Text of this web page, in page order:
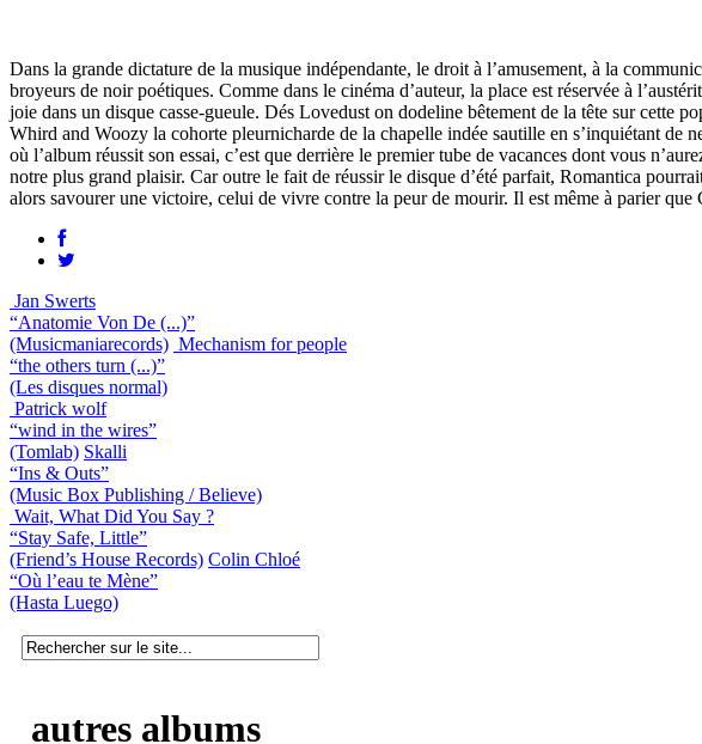
Dans la grande dictature de la musique indépendante, le droit à l’amusement, à la
broyeurs de noir poétiques. Comme dans le cinéma d’auteur, la place est réservée à
joie dans un disque casse-gueule. Dés Lovedust on dodeline bêtement de la tête sur cette
Whird and Woozy la cohorte pleurnicharde de la chapelle indée sautille en s’inquiétant
où l’album réussit son essai, c’est que derrière le premier tube de vacances dont vous
notre plus grand plaisir. Car outre le fait de réussir le disque d’été parfait, Romantica
alors savourer une victoire, celui de vivre contre la peur de mourir. Il est même à parier que
Jan Swerts
“Anatomie Von De (...)”
(Musicmaniarecords) Mechanism for people
“the others turn (...)”
(Les disques normal)
Patrick wolf
“wind in the wires”
(Tomlab) Skalli
“Ins & Outs”
(Music Box Publishing / Believe)
Wait, What Did You Say ?
“Stay Safe, Little”
(Friend’s House Records) Colin Chloé
“Où l’eau te Mène”
(Hasta Luego)
autres albums